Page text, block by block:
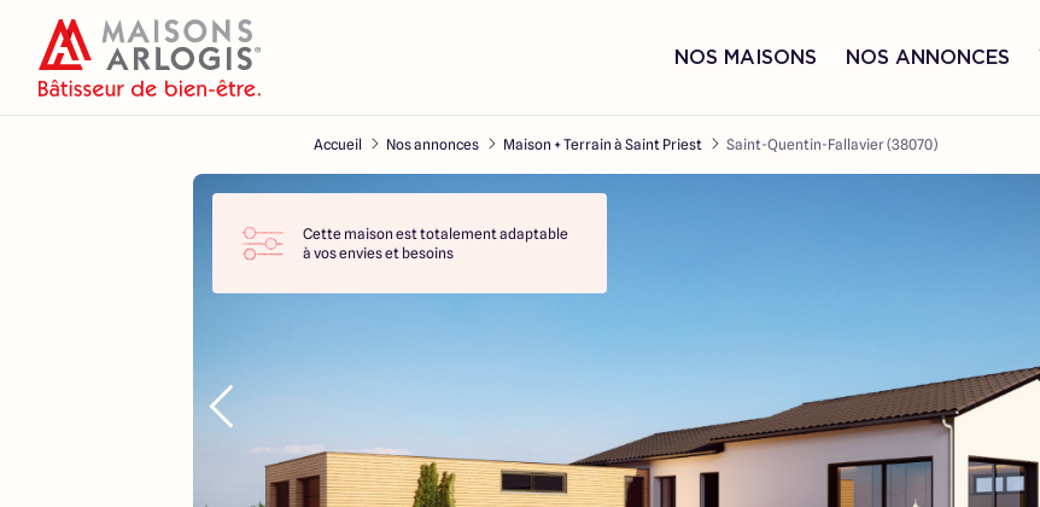
NOS MAISONS NOS ANNONCES
Accueil Nos annonces Maison + Terrain à Saint Priest Saint-Quentin-Fallavier (38070)
Cette maison est totalement adaptable
à vos envies et besoins